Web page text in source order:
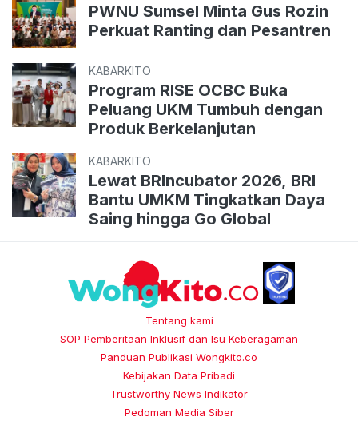
PWNU Sumsel Minta Gus Rozin
Perkuat Ranting dan Pesantren
KABARKITO
Program RISE OCBC Buka
Peluang UKM Tumbuh dengan
Produk Berkelanjutan
KABARKITO
Lewat BRIncubator 2026, BRI
Bantu UMKM Tingkatkan Daya
Saing hingga Go Global
Tentang kami
SOP Pemberitaan Inklusif dan Isu Keberagaman
Panduan Publikasi Wongkito.co
Kebijakan Data Pribadi
Trustworthy News Indikator
Pedoman Media Siber